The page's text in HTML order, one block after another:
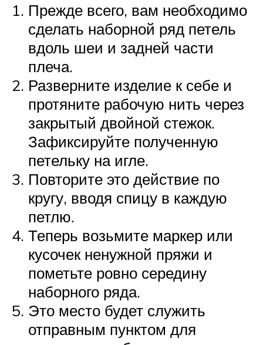
Прежде всего, вам необходимо
сделать наборной ряд петель
вдоль шеи и задней части
плеча.
Разверните изделие к себе и
протяните рабочую нить через
закрытый двойной стежок.
Зафиксируйте полученную
петельку на игле.
Повторите это действие по
кругу, вводя спицу в каждую
петлю.
Теперь возьмите маркер или
кусочек ненужной пряжи и
пометьте ровно середину
наборного ряда.
Это место будет служить
отправным пунктом для